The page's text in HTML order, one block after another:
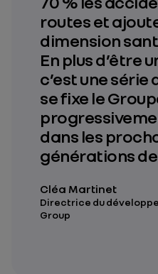
routes et
dimension
En plus d’être
c’est une série
se fixe le
dans les
générations
Cléa Martinet
Directrice du
Group